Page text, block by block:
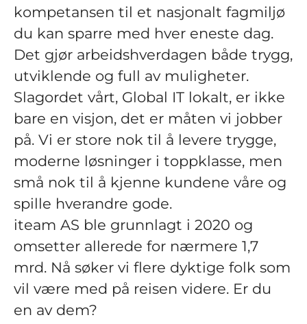
kompetansen til et nasjonalt fagmiljø
du kan sparre med hver eneste dag.
Det gjør arbeidshverdagen både trygg,
utviklende og full av muligheter.
Slagordet vårt, Global IT lokalt, er ikke
bare en visjon, det er måten vi jobber
på. Vi er store nok til å levere trygge,
moderne løsninger i toppklasse, men
små nok til å kjenne kundene våre og
spille hverandre gode.
iteam AS ble grunnlagt i 2020 og
omsetter allerede for nærmere 1,7
mrd. Nå søker vi flere dyktige folk som
vil være med på reisen videre. Er du
en av dem?